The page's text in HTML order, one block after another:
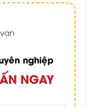
nghiệp
NGAY